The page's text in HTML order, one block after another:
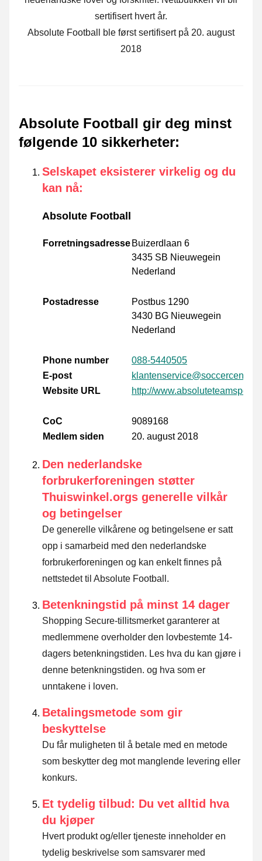
sertifisert hvert år.
Absolute Football ble først sertifisert på 20. august
2018
Absolute Football gir deg minst
følgende 10 sikkerheter:
Selskapet eksisterer virkelig og du
kan nå:
Absolute Football
Forretningsadresse Buizerdlaan 6
3435 SB Nieuwegein
Nederland
Postadresse
Postbus 1290
3430 BG Nieuwegein
Nederland
Phone number
088-5440505
E-post
Website URL
http://
CoC
9089168
Medlem siden
20. august 2018
Den nederlandske
forbrukerforeningen støtter
Thuiswinkel.orgs generelle vilkår
og betingelser
De generelle vilkårene og betingelsene er satt
opp i samarbeid med den nederlandske
forbrukerforeningen og kan enkelt finnes på
nettstedet til Absolute Football.
Betenkningstid på minst 14 dager
Shopping Secure-tillitsmerket garanterer at
medlemmene overholder den lovbestemte 14-
dagers betenkningstiden. Les hva du kan gjøre i
denne betenkningstiden. og hva som er
unntakene i loven.
Betalingsmetode som gir
beskyttelse
Du får muligheten til å betale med en metode
som beskytter deg mot manglende levering eller
konkurs.
Et tydelig tilbud: Du vet alltid hva
du kjøper
Hvert produkt og/eller tjeneste inneholder en
tydelig beskrivelse som samsvarer med